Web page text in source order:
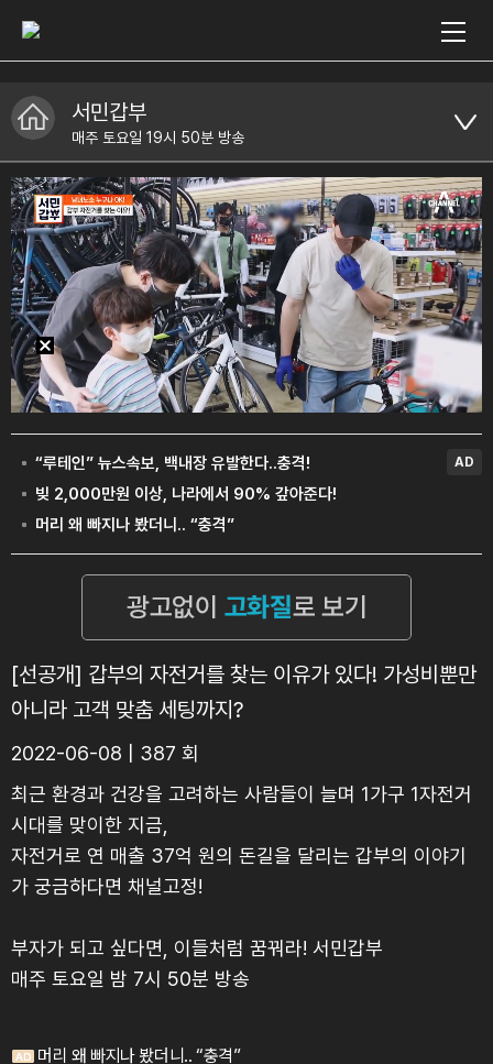
서민갑부
매주 토요일 19시 50분 방송
[선공개] 갑부의 자전거를 찾는 이유가 있다! 가성비뿐만
아니라 고객 맞춤 세팅까지?
2022-06-08 | 387 회
최근 환경과 건강을 고려하는 사람들이 늘며 1가구 1자전거
시대를 맞이한 지금,
자전거로 연 매출 37억 원의 돈길을 달리는 갑부의 이야기
가 궁금하다면 채널고정!
부자가 되고 싶다면, 이들처럼 꿈꿔라! 서민갑부
매주 토요일 밤 7시 50분 방송